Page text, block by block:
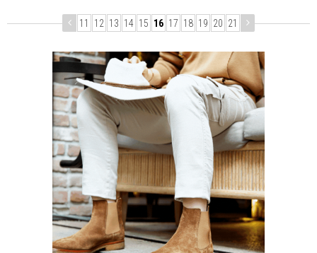
11 12 13 14 15 16 17 18 19 20 21